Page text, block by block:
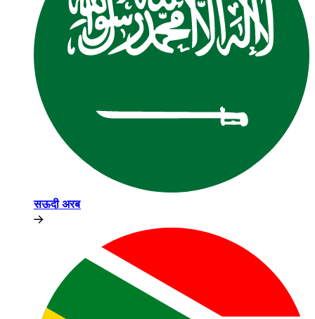
सऊदी अरब​​